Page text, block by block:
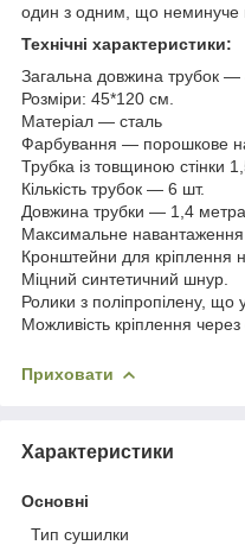
один з одним, що неминуче
Технічні характеристики:
Загальна довжина трубок —
Розміри: 45*120 см.
Матеріал — сталь
Фарбування — порошкове
Трубка із товщиною стінки
Кількість трубок — 6 шт.
Довжина трубки — 1,4 метра.
Максимальне
Кронштейни для кріплення
Міцний синтетичний шнур.
Ролики з поліпропілену, що
Можливість кріплення
Приховати
Характеристики
Основні
Тип сушилки